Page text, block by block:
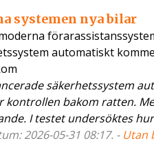
systemen nya bilar
automatiskt
säkerhetssystem
kontrollen bakom ratten.
I testet undersöktes
2026-05-31 08:17. - Utan